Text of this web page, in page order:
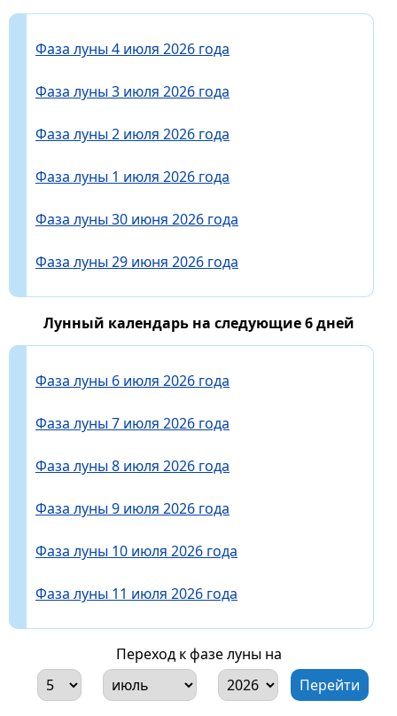
Фаза луны 4 июля 2026 года
Фаза луны 3 июля 2026 года
Фаза луны 2 июля 2026 года
Фаза луны 1 июля 2026 года
Фаза луны 30 июня 2026 года
Фаза луны 29 июня 2026 года
Лунный календарь на следующие 6 дней
Фаза луны 6 июля 2026 года
Фаза луны 7 июля 2026 года
Фаза луны 8 июля 2026 года
Фаза луны 9 июля 2026 года
Фаза луны 10 июля 2026 года
Фаза луны 11 июля 2026 года
Переход к фазе луны на